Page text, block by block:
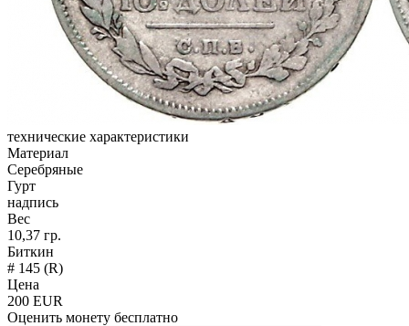
технические характеристики
Материал
Серебряные
Гурт
надпись
Вес
10,37 гр.
Биткин
# 145 (R)
Цена
200 EUR
Оценить монету бесплатно